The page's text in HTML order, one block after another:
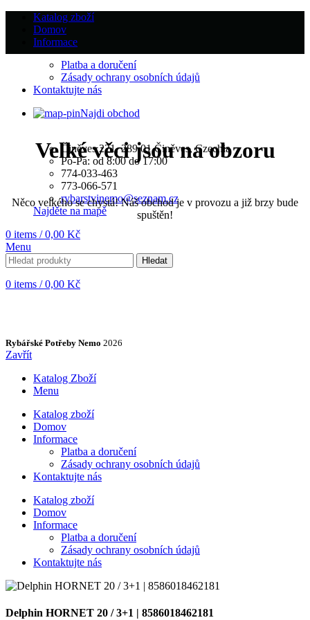
Katalog zboží
Domov
Informace
Platba a doručení
Zásady ochrany osobních údajů
Kontaktujte nás
Najdi obchod
Činěves 221, 289 01 Činěves, Czechia
Po-Pa: od 8:00 do 17:00
774-033-463
773-066-571
rybarstvinemo@seznam.cz
Najděte na mapě
0 items / 0,00 Kč
Menu
Hledat
0 items / 0,00 Kč
Velké věci jsou na obzoru
Něco velkého se chystá! Náš obchod je v provozu a již brzy bude
spuštěn!
Rybářské Potřeby Nemo 2026
Zavřít
Katalog Zboží
Menu
Katalog zboží
Domov
Informace
Platba a doručení
Zásady ochrany osobních údajů
Kontaktujte nás
Katalog zboží
Domov
Informace
Platba a doručení
Zásady ochrany osobních údajů
Kontaktujte nás
Delphin HORNET 20 / 3+1 | 8586018462181